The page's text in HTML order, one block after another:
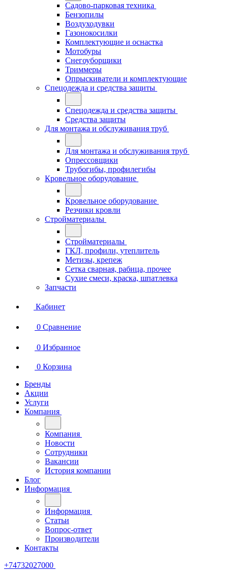
Садово-парковая техника
Бензопилы
Воздуходувки
Газонокосилки
Комплектующие и оснастка
Мотобуры
Снегоуборщики
Триммеры
Опрыскиватели и комплектующие
Спецодежда и средства защиты
Спецодежда и средства защиты
Средства защиты
Для монтажа и обслуживания труб
Для монтажа и обслуживания труб
Опрессовщики
Трубогибы, профилегибы
Кровельное оборудование
Кровельное оборудование
Резчики кровли
Стройматериалы
Стройматериалы
ГКЛ, профили, утеплитель
Метизы, крепеж
Сетка сварная, рабица, прочее
Сухие смеси, краска, шпатлевка
Запчасти
Кабинет
0 Сравнение
0 Избранное
0 Корзина
Бренды
Акции
Услуги
Компания
Компания
Новости
Сотрудники
Вакансии
История компании
Блог
Информация
Информация
Статьи
Вопрос-ответ
Производители
Контакты
+74732027000